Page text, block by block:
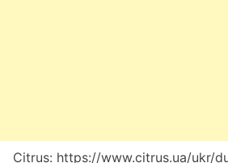
Citrus: https://www.citrus.ua/ukr/